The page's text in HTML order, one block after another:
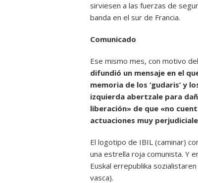
sirviesen a las fuerzas de
banda en el sur de Francia.
Comunicado
Ese mismo mes, con motivo
difundió un mensaje en el
memoria de los ‘gudaris’ y
izquierda abertzale para
liberación» de que «no
actuaciones muy
El logotipo de IBIL (caminar)
una estrella roja comunista. Y
Euskal errepublika sozialistaren
vasca).